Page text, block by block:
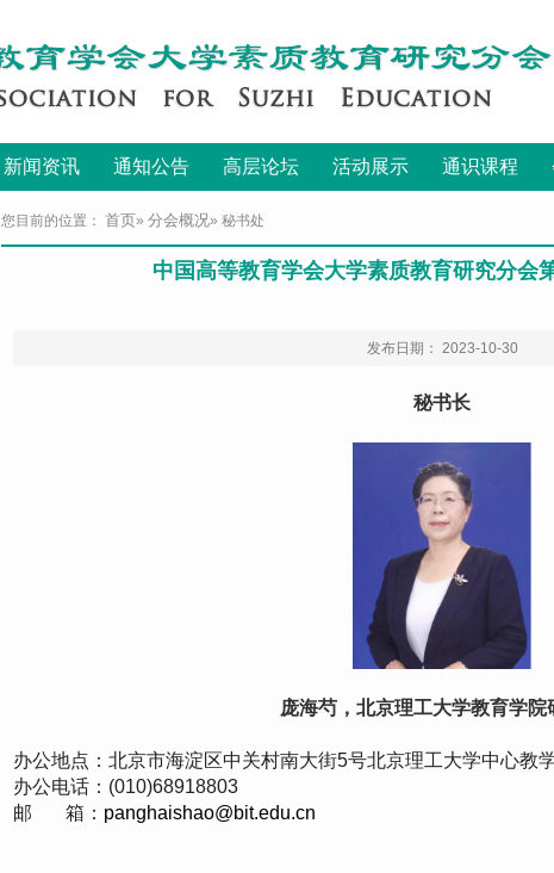
新闻资讯 通知公告 高层论坛 活动展示 通识课程
您目前的位置： 首页» 分会概况» 秘书处
中国高等教育学会大学素质教育研究分会
发布日期： 2023-10-30
秘书长
庞海芍，北京理工大学教育学院
办公地点：北京市海淀区中关村南大街5号北京理工大学中心教
办公电话：(010)68918803
邮 箱： panghaishao@bit.edu.cn